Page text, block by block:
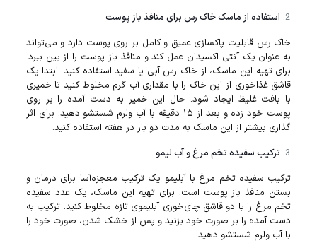
استفاده از ماسک خاک رس برای منافذ باز پوست
خاک رس قابلیت پاکسازی عمیق و کامل بر روی پوست دارد و می‌تواند
به عنوان یک آنتی اکسیدان عمل کند و منافذ باز پوست را از بین ببرد.
برای تهیه این ماسک، از خاک رس آبی یا سفید استفاده کنید. ابتدا یک
قاشق غذاخوری از این خاک را با مقداری آب گرم مخلوط کنید تا خمیری
با بافت غلیظ ایجاد شود. حال این خمیر به دست آمده را بر روی
پوست خود زده و بعد از ۱۵ دقیقه با آب ولرم شستشو دهید. برای اثر
گذاری بیشتر از این ماسک به مدت دو بار در هفته استفاده کنید.
ترکیب سفیده تخم‌‌ مرغ و آب‌ لیمو
ترکیب سفیده تخم مرغ با آبلیمو یک ترکیب معجزه‌آسا برای درمان و
بستن منافذ باز پوست است. برای تهیه این ماسک، یک عدد سفیده
تخم مرغ را با دو قاشق چای‌خوری آبلیموی تازه مخلوط کنید. ترکیب به
دست آمده را بر صورت خود بزنید و پس از خشک شدن، صورت خود را
با آب ولرم شستشو دهید.